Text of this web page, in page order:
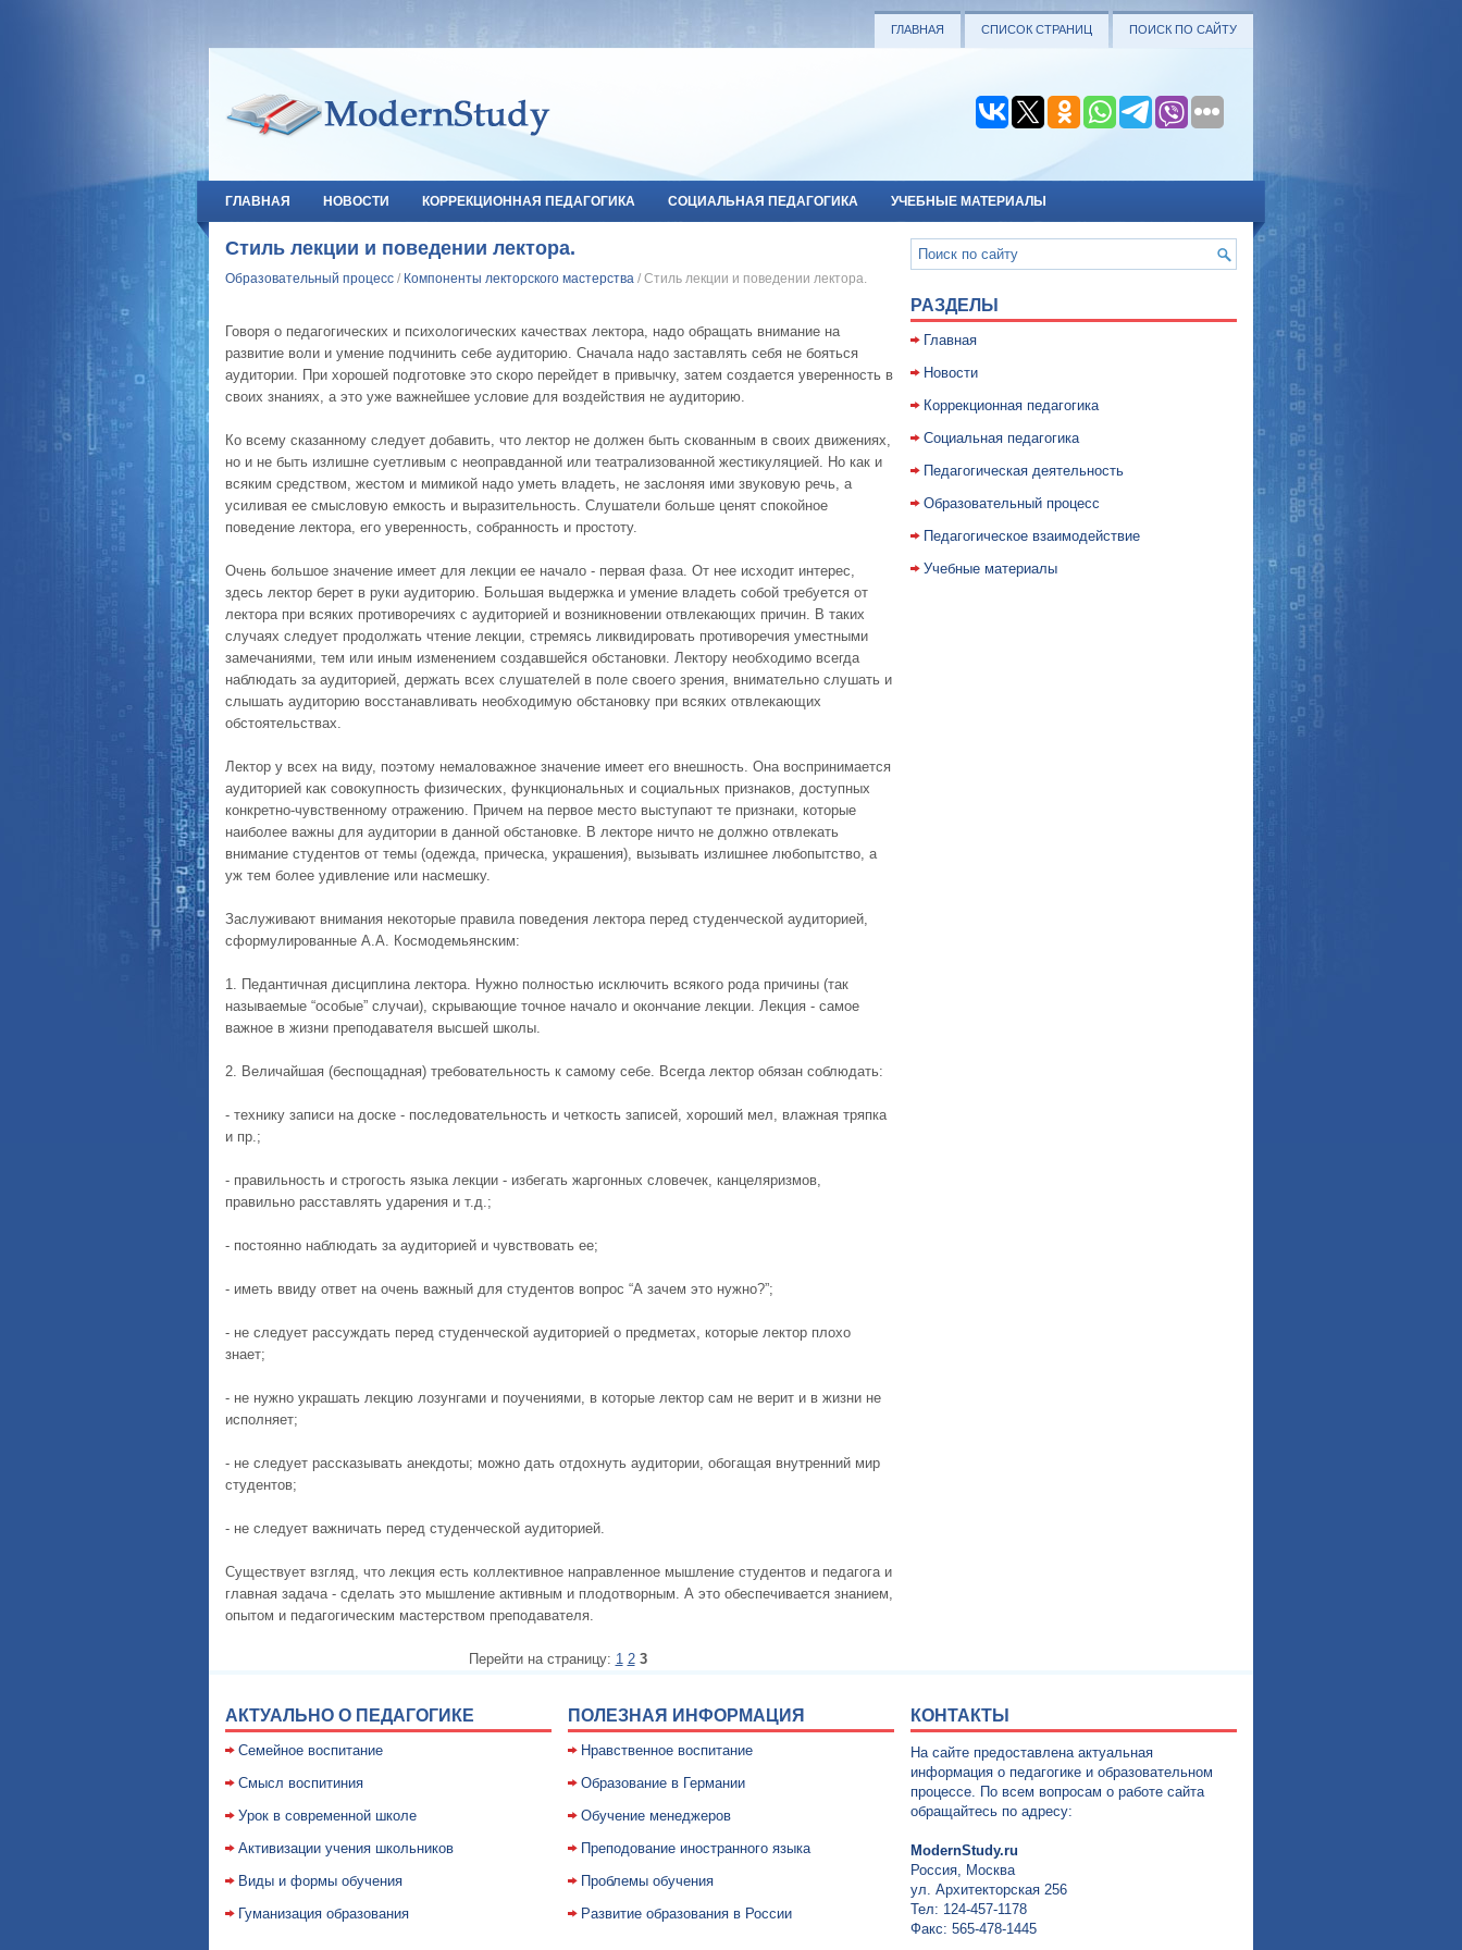
ГЛАВНАЯ СПИСОК СТРАНИЦ ПОИСК ПО САЙТУ
ГЛАВНАЯ НОВОСТИ КОРРЕКЦИОННАЯ ПЕДАГОГИКА СОЦИАЛЬНАЯ ПЕДАГОГИКА УЧЕБНЫЕ МАТЕРИАЛЫ
Стиль лекции и поведении лектора.
Образовательный процесс / Компоненты лекторского мастерства / Стиль лекции и поведении лектора.
Говоря о педагогических и психологических качествах лектора, надо обращать внимание на
развитие воли и умение подчинить себе аудиторию. Сначала надо заставлять себя не бояться
аудитории. При хорошей подготовке это скоро перейдет в привычку, затем создается уверенность в
своих знаниях, а это уже важнейшее условие для воздействия не аудиторию.
Ко всему сказанному следует добавить, что лектор не должен быть скованным в своих движениях,
но и не быть излишне суетливым с неоправданной или театрализованной жестикуляцией. Но как и
всяким средством, жестом и мимикой надо уметь владеть, не заслоняя ими звуковую речь, а
усиливая ее смысловую емкость и выразительность. Слушатели больше ценят спокойное
поведение лектора, его уверенность, собранность и простоту.
Очень большое значение имеет для лекции ее начало - первая фаза. От нее исходит интерес,
здесь лектор берет в руки аудиторию. Большая выдержка и умение владеть собой требуется от
лектора при всяких противоречиях с аудиторией и возникновении отвлекающих причин. В таких
случаях следует продолжать чтение лекции, стремясь ликвидировать противоречия уместными
замечаниями, тем или иным изменением создавшейся обстановки. Лектору необходимо всегда
наблюдать за аудиторией, держать всех слушателей в поле своего зрения, внимательно слушать и
слышать аудиторию восстанавливать необходимую обстановку при всяких отвлекающих
обстоятельствах.
Лектор у всех на виду, поэтому немаловажное значение имеет его внешность. Она воспринимается
аудиторией как совокупность физических, функциональных и социальных признаков, доступных
конкретно-чувственному отражению. Причем на первое место выступают те признаки, которые
наиболее важны для аудитории в данной обстановке. В лекторе ничто не должно отвлекать
внимание студентов от темы (одежда, прическа, украшения), вызывать излишнее любопытство, а
уж тем более удивление или насмешку.
Заслуживают внимания некоторые правила поведения лектора перед студенческой аудиторией,
сформулированные А.А. Космодемьянским:
1. Педантичная дисциплина лектора. Нужно полностью исключить всякого рода причины (так
называемые “особые” случаи), скрывающие точное начало и окончание лекции. Лекция - самое
важное в жизни преподавателя высшей школы.
2. Величайшая (беспощадная) требовательность к самому себе. Всегда лектор обязан соблюдать:
- технику записи на доске - последовательность и четкость записей, хороший мел, влажная тряпка
и пр.;
- правильность и строгость языка лекции - избегать жаргонных словечек, канцеляризмов,
правильно расставлять ударения и т.д.;
- постоянно наблюдать за аудиторией и чувствовать ее;
- иметь ввиду ответ на очень важный для студентов вопрос “А зачем это нужно?”;
- не следует рассуждать перед студенческой аудиторией о предметах, которые лектор плохо
знает;
- не нужно украшать лекцию лозунгами и поучениями, в которые лектор сам не верит и в жизни не
исполняет;
- не следует рассказывать анекдоты; можно дать отдохнуть аудитории, обогащая внутренний мир
студентов;
- не следует важничать перед студенческой аудиторией.
Существует взгляд, что лекция есть коллективное направленное мышление студентов и педагога и
главная задача - сделать это мышление активным и плодотворным. А это обеспечивается знанием,
опытом и педагогическим мастерством преподавателя.
Перейти на страницу: 1 2 3
РАЗДЕЛЫ
Главная
Новости
Коррекционная педагогика
Социальная педагогика
Педагогическая деятельность
Образовательный процесс
Педагогическое взаимодействие
Учебные материалы
АКТУАЛЬНО О ПЕДАГОГИКЕ
Семейное воспитание
Смысл воспитиния
Уpок в совpеменной школе
Активизации учения школьников
Виды и формы обучения
Гуманизация образования
ПОЛЕЗНАЯ ИНФОРМАЦИЯ
Нравственное воспитание
Образование в Германии
Обучение менеджеров
Преподование иностранного языка
Проблемы обучения
Развитие образования в России
КОНТАКТЫ
На сайте предоставлена актуальная
информация о педагогике и образовательном
процессе. По всем вопросам о работе сайта
обращайтесь по адресу:
ModernStudy.ru
Россия, Москва
ул. Архитекторская 256
Тел: 124-457-1178
Факс: 565-478-1445